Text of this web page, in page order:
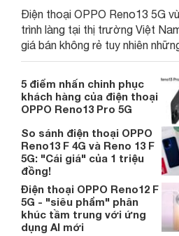
Điện thoại OPPO Reno13 5G
trình làng tại thị trường Việt
giá bán không rẻ tuy nhiên
được trang bị lại thuộc hàng
Cùng tìm hiểu trong bài viết sau đây của
chúng tôi.
5 điểm nhấn chinh phục
khách hàng của điện thoại
OPPO Reno13 Pro 5G
So sánh điện thoại OPPO
Reno13 F 4G và Reno 13 F
5G: "Cái giá" của 1 triệu
đồng!
Điện thoại OPPO Reno12 F
5G - "siêu phẩm" phân
khúc tầm trung với ứng
dụng AI mới